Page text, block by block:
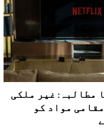
مطالبہ: غیر ملکی
مواد کو